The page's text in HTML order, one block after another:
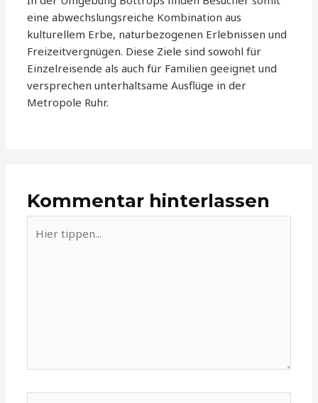
eine abwechslungsreiche Kombination aus
kulturellem Erbe, naturbezogenen Erlebnissen und
Freizeitvergnügen. Diese Ziele sind sowohl für
Einzelreisende als auch für Familien geeignet und
versprechen unterhaltsame Ausflüge in der
Metropole Ruhr.
Kommentar hinterlassen
tippen...